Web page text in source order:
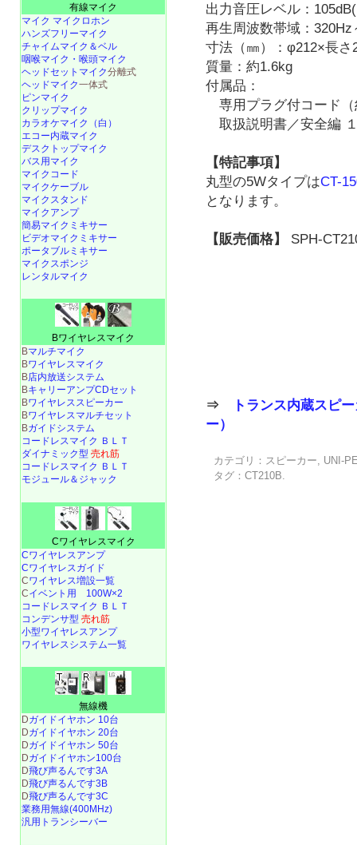
出力音圧レベル：
再生周波数帯域：320Hz
寸法（㎜）：φ212×長さ
質量：約1.6kg
付属品：
専用プラグ付コード
取扱説明書／安全編
【特記事項】
丸型の5WタイプはCT-
となります。
【販売価格】 SPH-
⇒
トランス内蔵スピ
ー）
カテゴリ： スピーカー, UNI-
タグ：CT210B.
有線マイク
マイク マイクロホン
ハンズフリーマイク
チャイムマイク＆ベル
咽喉マイク・喉頭マイク
ヘッドセットマイク分離式
ヘッドマイク一体式
ピンマイク
クリップマイク
カラオケマイク（白）
エコー内蔵マイク
デスクトップマイク
バス用マイク
マイクコード
マイクケーブル
マイクスタンド
マイクアンプ
簡易マイクミキサー
ビデオマイクミキサー
ポータブルミキサー
マイクスポンジ
レンタルマイク
Bワイヤレスマイク
Bマルチマイク
Bワイヤレスマイク
B店内放送システム
BキャリーアンプCDセット
Bワイヤレススピーカー
Bワイヤレスマルチセット
Bガイドシステム
コードレスマイク ＢＬＴ
ダイナミック型 売れ筋
コードレスマイク ＢＬＴ
モジュール＆ジャック
Cワイヤレスマイク
Cワイヤレスアンプ
Cワイヤレスガイド
Cワイヤレス増設一覧
Cイベント用 100W×2
コードレスマイク ＢＬＴ
コンデンサ型 売れ筋
小型ワイヤレスアンプ
ワイヤレスシステム一覧
無線機
Dガイドイヤホン 10台
Dガイドイヤホン 20台
Dガイドイヤホン 50台
Dガイドイヤホン100台
D飛び声るんです3A
D飛び声るんです3B
D飛び声るんです3C
業務用無線(400MHz)
汎用トランシーバー